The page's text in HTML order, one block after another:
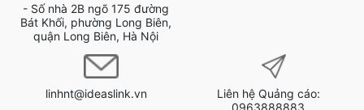
- Số nhà 2B ngõ 175 đường
Bát Khối, phường Long Biên,
quận Long Biên, Hà Nội
linhnt@ideaslink.vn
Liên hệ Quảng cáo: